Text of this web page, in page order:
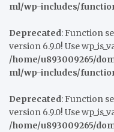
ml/wp-includes/
Deprecated: Function
version 6.9.0! Use
/home/u893009265/
ml/wp-includes/
Deprecated: Function
version 6.9.0! Use
/home/u893009265/